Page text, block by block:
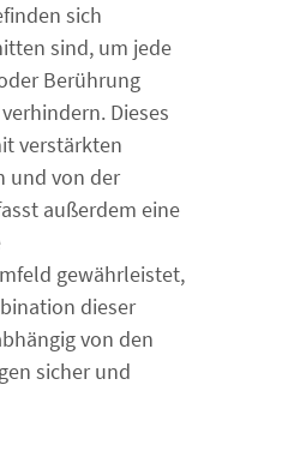
sich
sind, um jede
Berührung
Dieses
verstärkten
und von der
außerdem eine
gewährleistet,
dieser
von den
sicher und